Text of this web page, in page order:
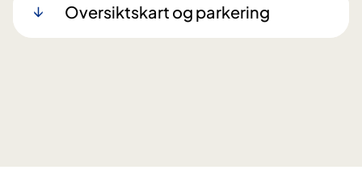
Oversiktskart og parkering